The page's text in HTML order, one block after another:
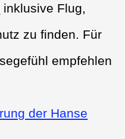
inklusive Flug,
zu finden. Für
empfehlen
der Hanse